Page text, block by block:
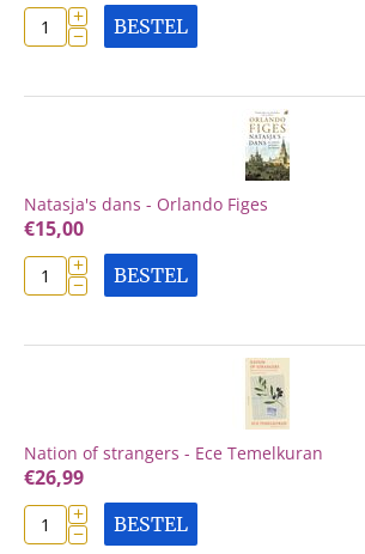
+
− BESTEL
Natasja's dans - Orlando Figes
€15,00
+
− BESTEL
Nation of strangers - Ece Temelkuran
€26,99
+
− BESTEL